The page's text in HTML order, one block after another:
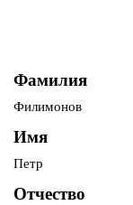
Фамилия
Филимонов
Имя
Петр
Отчество